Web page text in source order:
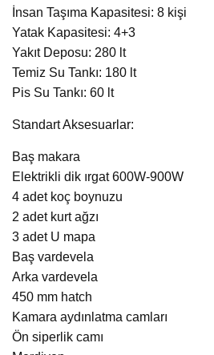
İnsan Taşıma Kapasitesi: 8 kişi
Yatak Kapasitesi: 4+3
Yakıt Deposu: 280 lt
Temiz Su Tankı: 180 lt
Pis Su Tankı: 60 lt
Standart Aksesuarlar:
Baş makara
Elektrikli dik ırgat 600W-900W
4 adet koç boynuzu
2 adet kurt ağzı
3 adet U mapa
Baş vardevela
Arka vardevela
450 mm hatch
Kamara aydınlatma camları
Ön siperlik camı